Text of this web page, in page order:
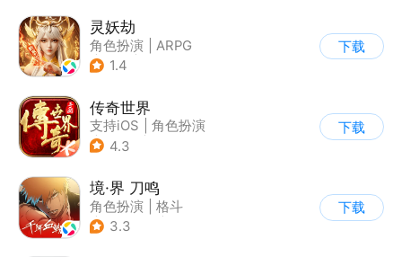
灵妖劫
角色扮演
ARPG
| 仙侠
1.4
下载
传奇世界
支持iOS
角色扮演
| ARPG
4.3
下载
境·界 刀鸣
角色扮演
格斗
| 动漫改编
3.3
下载